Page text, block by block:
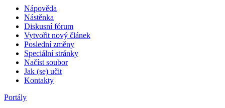
Nápověda
Nástěnka
Diskusní fórum
Vytvořit nový článek
Poslední změny
Speciální stránky
Načíst soubor
Jak (se) učit
Kontakty
Portály